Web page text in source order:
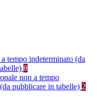
tempo indeterminato (da
8
non a tempo
pubblicare in tabelle) 2